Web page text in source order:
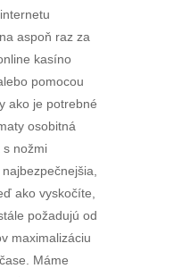
aspoň raz za
kasíno
pomocou
ako je potrebné
osobitná
s nožmi
ako vyskočíte,
požadujú od
maximalizáciu
Máme